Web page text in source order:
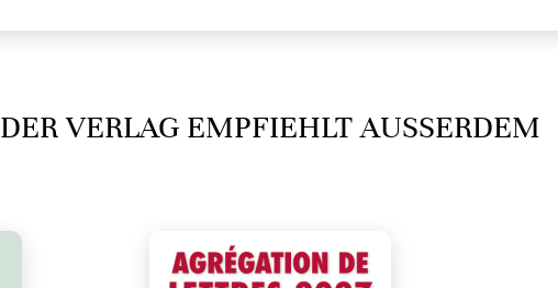
DER VERLAG EMPFIEHLT AUSSERDEM